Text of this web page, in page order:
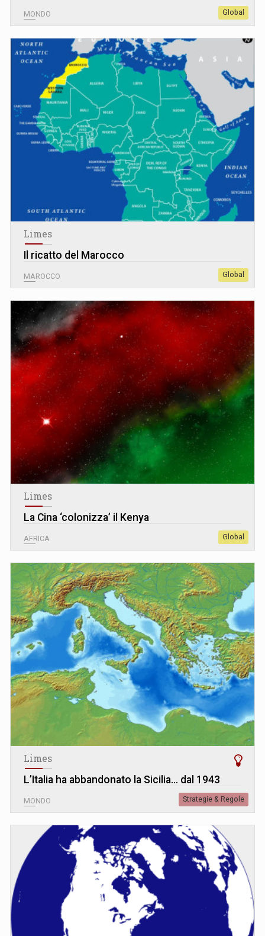
MONDO Global
Limes
Il ricatto del Marocco
MAROCCO Global
Limes
La Cina ‘colonizza’ il Kenya
AFRICA Global
Limes
L’Italia ha abbandonato la Sicilia… dal 1943
MONDO Strategie & Regole